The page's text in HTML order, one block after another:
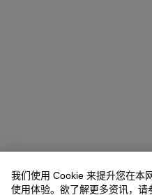
我们使用 Cookie 来提升您在本
使用体验。欲了解更多资讯，请